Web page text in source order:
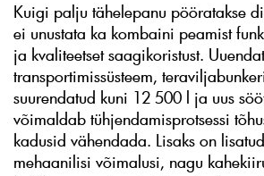
Kuigi palju tähelepanu pööratakse
ei unustata ka kombaini peamist
ja kvaliteetset saagikoristust.
transportimissüsteem,
suurendatud kuni 12 500 l ja uus
võimaldab tühjendamisprotsessi
kadusid vähendada. Lisaks on
mehaanilisi võimalusi, nagu